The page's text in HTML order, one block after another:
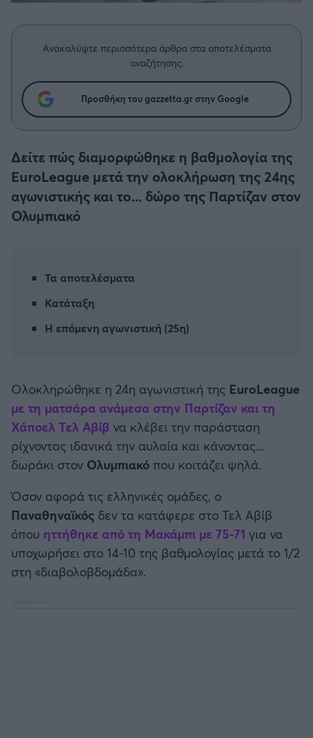
Δημήτρης Τσορμπατζόγλου
Λεβαδειακός
ΟΦΗ
Βόλος
Ατρόμητος Αθηνών
Κηφισιά
Παναιτωλικός
Καλαμάτα
Μπαρτσελόνα
Ρεάλ Μαδρίτης
Ατλέτικο Μαδρίτης
Μάντσεστερ Γιουνάιτεντ
Μάντσεστερ Σίτι
Μεγάλη μου Αγάπη
Μια Ιστορία από την Πόλη
Ανακαλύψτε περισσότερα άρθρα στα αποτελέσματα
αναζήτησης.
Προσθήκη του gazzetta.gr στην Google
Δείτε πώς διαμορφώθηκε η βαθμολογία της
EuroLeague μετά την ολοκλήρωση της 24ης
αγωνιστικής και το... δώρο της Παρτίζαν στον
Ολυμπιακό
Τα αποτελέσματα
Κατάταξη
Η επόμενη αγωνιστική (25η)
Oλοκληρώθηκε η 24η αγωνιστική της EuroLeague
με τη ματσάρα ανάμεσα στην Παρτίζαν και τη
Χάποελ Τελ Αβίβ να κλέβει την παράσταση
ρίχνοντας ιδανικά την αυλαία και κάνοντας...
δωράκι στον Ολυμπιακό που κοιτάζει ψηλά.
Όσον αφορά τις ελληνικές ομάδες, ο
Παναθηναϊκός δεν τα κατάφερε στο Τελ Αβίβ
όπου ηττήθηκε από τη Μακάμπι με 75-71 για να
υποχωρήσει στο 14-10 της βαθμολογίας μετά το 1/2
στη «διαβολοβδομάδα».